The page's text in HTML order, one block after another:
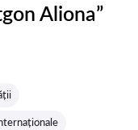
Aliona”